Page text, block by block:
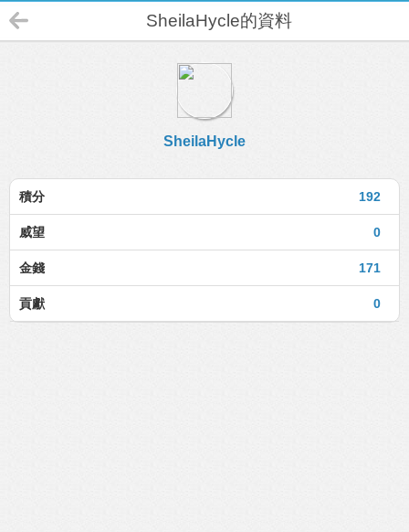
SheilaHycle的資料
SheilaHycle
192
積分
0
威望
171
金錢
0
貢獻